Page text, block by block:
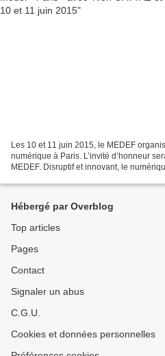
Les 10 et 11 juin 2015, le MEDEF
numérique à Paris. L’invité d’honneur
MEDEF. Disruptif et innovant, le
Hébergé par Overblog
Top articles
Pages
Contact
Signaler un abus
C.G.U.
Cookies et données personnelles